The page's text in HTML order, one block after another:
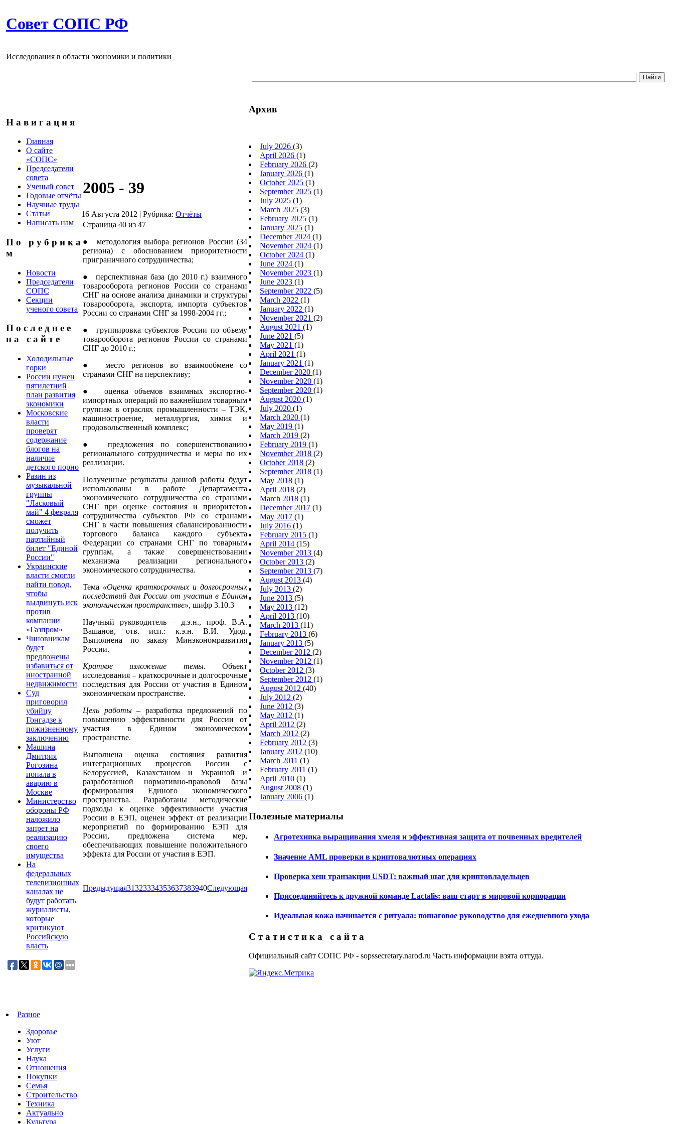
Совет СОПС РФ
Исследования в области экономики и политики
Н а в и г а ц и я
Главная
О сайте
«СОПС»
Председатели
совета
Ученый совет
Годовые отчёты
Научные труды
Статьи
Написать нам
П о р у б р и к а
м
Новости
Председатели
СОПС
Секции
ученого совета
П о с л е д н е е
н а с а й т е
Холодильные
горки
России нужен
пятилетний
план развития
экономики
Московские
власти
проверят
содержание
блогов на
наличие
детского порно
Разин из
музыкальной
группы
"Ласковый
май" 4 февраля
сможет
получить
партийный
билет "Единой
России"
Украинские
власти смогли
найти повод,
чтобы
выдвинуть иск
против
компании
«Газпром»
Чиновникам
будет
предложены
избавиться от
иностранной
недвижимости
Суд
приговорил
убийцу
Гонгадзе к
пожизненному
заключению
Машина
Дмитрия
Рогозина
попала в
аварию в
Москве
Министерство
обороны РФ
наложило
запрет на
реализацию
своего
имущества
На
федеральных
телевизионных
каналах не
будут работать
журналисты,
которые
критикуют
Российскую
власть
2005 - 39
16 Августа 2012 | Рубрика: Отчёты
Страница 40 из 47
● методология выбора регионов России (34
региона) с обоснованием приоритетности
приграничного сотрудничества;
● перспективная база (до 2010 г.) взаимного
товарооборота регионов России со странами
СНГ на основе анализа динамики и структуры
товарооборота, экспорта, импорта субъектов
России со странами СНГ за 1998-2004 гг.;
● группировка субъектов России по объему
товарооборота регионов России со странами
СНГ до 2010 г.;
● место регионов во взаимообмене со
странами СНГ на перспективу;
● оценка объемов взаимных экспортно-
импортных операций по важнейшим товарным
группам в отраслях промышленности – ТЭК,
машиностроение, металлургия, химия и
продовольственный комплекс;
● предложения по совершенствованию
регионального сотрудничества и меры по их
реализации.
Полученные результаты данной работы будут
использованы в работе Департамента
экономического сотрудничества со странами
СНГ при оценке состояния и приоритетов
сотрудничества субъектов РФ со странами
СНГ в части повышения сбалансированности
торгового баланса каждого субъекта
Федерации со странами СНГ по товарным
группам, а также совершенствовании
механизма реализации регионального
экономического сотрудничества.
Тема «Оценка краткосрочных и долгосрочных
последствий для России от участия в Едином
экономическом пространстве», шифр 3.10.3
Научный руководитель – д.э.н., проф. В.А.
Вашанов, отв. исп.: к.э.н. В.И. Удод.
Выполнена по заказу Минэкономразвития
России.
Краткое изложение темы. Объект
исследования – краткосрочные и долгосрочные
последствия для России от участия в Едином
экономическом пространстве.
Цель работы– разработка предложений по
повышению эффективности для России от
участия в Едином экономическом
пространстве.
Выполнена оценка состояния развития
интеграционных процессов России с
Белоруссией, Казахстаном и Украиной и
разработанной нормативно-правовой базы
формирования Единого экономического
пространства. Разработаны методические
подходы к оценке эффективности участия
России в ЕЭП, оценен эффект от реализации
мероприятий по формированию ЕЭП для
России, предложена система мер,
обеспечивающих повышение положительного
эффекта для России от участия в ЕЭП.
Предыдущая31323334353637383940Следующая
Архив
July 2026 (3)
April 2026 (1)
February 2026 (2)
January 2026 (1)
October 2025 (1)
September 2025 (1)
July 2025 (1)
March 2025 (3)
February 2025 (1)
January 2025 (1)
December 2024 (1)
November 2024 (1)
October 2024 (1)
June 2024 (1)
November 2023 (1)
June 2023 (1)
September 2022 (5)
March 2022 (1)
January 2022 (1)
November 2021 (2)
August 2021 (1)
June 2021 (5)
May 2021 (1)
April 2021 (1)
January 2021 (1)
December 2020 (1)
November 2020 (1)
September 2020 (1)
August 2020 (1)
July 2020 (1)
March 2020 (1)
May 2019 (1)
March 2019 (2)
February 2019 (1)
November 2018 (2)
October 2018 (2)
September 2018 (1)
May 2018 (1)
April 2018 (2)
March 2018 (1)
December 2017 (1)
May 2017 (1)
July 2016 (1)
February 2015 (1)
April 2014 (15)
November 2013 (4)
October 2013 (2)
September 2013 (7)
August 2013 (4)
July 2013 (2)
June 2013 (5)
May 2013 (12)
April 2013 (10)
March 2013 (11)
February 2013 (6)
January 2013 (5)
December 2012 (2)
November 2012 (1)
October 2012 (3)
September 2012 (1)
August 2012 (40)
July 2012 (2)
June 2012 (3)
May 2012 (1)
April 2012 (2)
March 2012 (2)
February 2012 (3)
January 2012 (10)
March 2011 (1)
February 2011 (1)
April 2010 (1)
August 2008 (1)
January 2006 (1)
Полезные материалы
Агротехника выращивания хмеля и эффективная защита от почвенных вредителей
Значение AML проверки в криптовалютных операциях
Проверка хеш транзакции USDT: важный шаг для криптовладельцев
Присоединяйтесь к дружной команде Lactalis: ваш старт в мировой корпорации
Идеальная кожа начинается с ритуала: пошаговое руководство для ежедневного ухода
С т а т и с т и к а с а й т а
Официальный сайт СОПС РФ - sopssecretary.narod.ru Часть информации взята оттуда.
Разное
Здоровье
Уют
Услуги
Наука
Отношения
Покупки
Семья
Строительство
Техника
Актуально
Культура